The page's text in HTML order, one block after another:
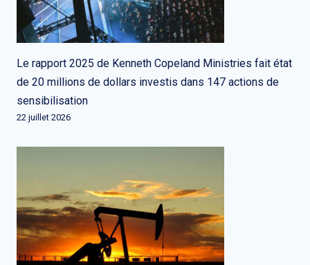
Le rapport 2025 de Kenneth Copeland Ministries fait état
de 20 millions de dollars investis dans 147 actions de
sensibilisation
22 juillet 2026